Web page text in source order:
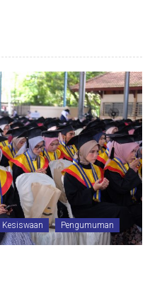
Kesiswaan Pengumuman